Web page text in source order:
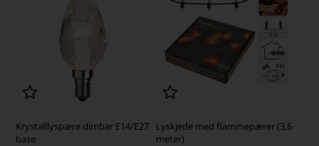
Krystalllyspære dimbar E14/E27
base
Lyskjede med flammepærer (3,6
meter)